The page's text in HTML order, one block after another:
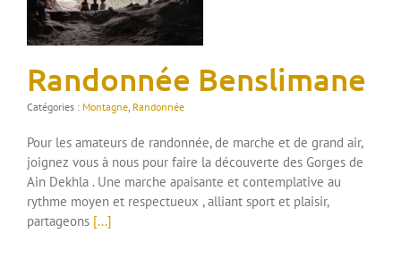
Randonnée Benslimane
Catégories : Montagne, Randonnée
Pour les amateurs de randonnée, de marche et de grand air,
joignez vous à nous pour faire la découverte des Gorges de
Ain Dekhla . Une marche apaisante et contemplative au
rythme moyen et respectueux , alliant sport et plaisir,
partageons [...]